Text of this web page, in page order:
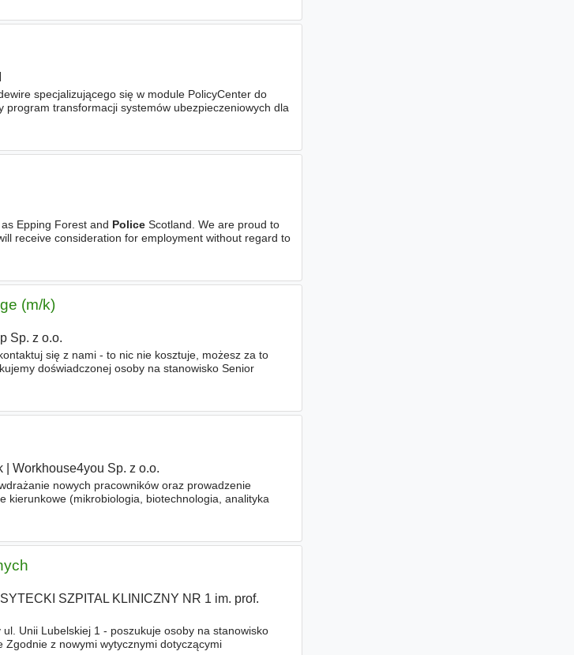
specjalizującego się w module PolicyCenter do
transformacji systemów ubezpieczeniowych dla
Epping Forest and PoliceScotland. We are proud to
receive consideration for employment without regard to
(m/k)
Sp. z o.o.
się z nami - to nic nie kosztuje, możesz za to
doświadczonej osoby na stanowisko Senior
| Workhouse4you Sp. z o.o.
nowych pracowników oraz prowadzenie
kierunkowe (mikrobiologia, biotechnologia, analityka
SZPITAL KLINICZNY NR 1 im. prof.
Unii Lubelskiej 1 - poszukuje osoby na stanowisko
z nowymi wytycznymi dotyczącymi